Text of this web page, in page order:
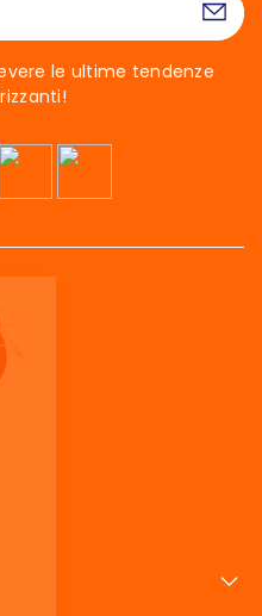
le ultime tendenze
prodotti e servizi